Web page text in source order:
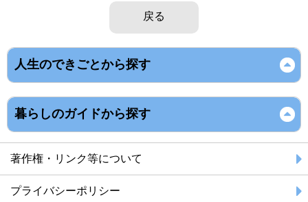
戻る
人生のできごとから探す
暮らしのガイドから探す
著作権・リンク等について
プライバシーポリシー